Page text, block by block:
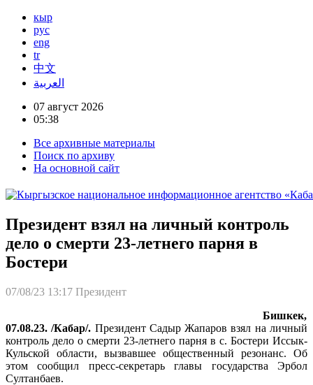
кыр
рус
eng
tr
中文
العربية
07 август 2026
05:38
Все архивные материалы
Поиск по архиву
На основной сайт
Президент взял на личный контроль
дело о смерти 23-летнего парня в
Бостери
07/08/23 13:17 Президент
Бишкек,
07.08.23. /Кабар/. Президент Садыр Жапаров взял на личный
контроль дело о смерти 23-летнего парня в с. Бостери Иссык-
Кульской области, вызвавшее общественный резонанс. Об
этом сообщил пресс-секретарь главы государства Эрбол
Султанбаев.